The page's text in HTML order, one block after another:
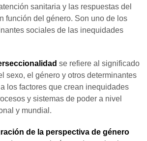
sanitaria y las respuestas del
función del género. Son uno de los
sociales de las inequidades
se refiere al significado
sexo, el género y otros determinantes
los factores que crean inequidades
y sistemas de poder a nivel
y mundial.
de la perspectiva de género